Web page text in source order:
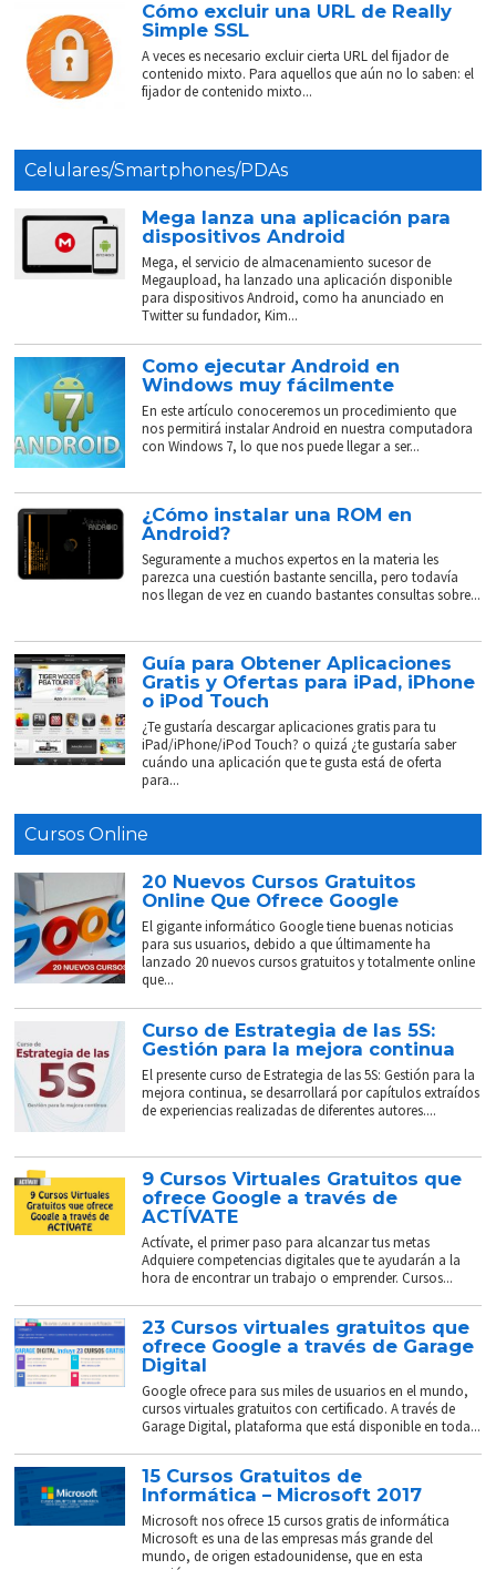
Cómo excluir una URL de Really
Simple SSL
A veces es necesario excluir cierta URL del fijador de
contenido mixto. Para aquellos que aún no lo saben: el
fijador de contenido mixto...
Celulares/Smartphones/PDAs
Mega lanza una aplicación para
dispositivos Android
Mega, el servicio de almacenamiento sucesor de
Megaupload, ha lanzado una aplicación disponible
para dispositivos Android, como ha anunciado en
Twitter su fundador, Kim...
Como ejecutar Android en
Windows muy fácilmente
En este artículo conoceremos un procedimiento que
nos permitirá instalar Android en nuestra computadora
con Windows 7, lo que nos puede llegar a ser...
¿Cómo instalar una ROM en
Android?
Seguramente a muchos expertos en la materia les
parezca una cuestión bastante sencilla, pero todavía
nos llegan de vez en cuando bastantes consultas sobre...
Guía para Obtener Aplicaciones
Gratis y Ofertas para iPad, iPhone
o iPod Touch
¿Te gustaría descargar aplicaciones gratis para tu
iPad/iPhone/iPod Touch? o quizá ¿te gustaría saber
cuándo una aplicación que te gusta está de oferta
para...
Cursos Online
20 Nuevos Cursos Gratuitos
Online Que Ofrece Google
El gigante informático Google tiene buenas noticias
para sus usuarios, debido a que últimamente ha
lanzado 20 nuevos cursos gratuitos y totalmente online
que...
Curso de Estrategia de las 5S:
Gestión para la mejora continua
El presente curso de Estrategia de las 5S: Gestión para la
mejora continua, se desarrollará por capítulos extraídos
de experiencias realizadas de diferentes autores....
9 Cursos Virtuales Gratuitos que
ofrece Google a través de
ACTÍVATE
Actívate, el primer paso para alcanzar tus metas
Adquiere competencias digitales que te ayudarán a la
hora de encontrar un trabajo o emprender. Cursos...
23 Cursos virtuales gratuitos que
ofrece Google a través de Garage
Digital
Google ofrece para sus miles de usuarios en el mundo,
cursos virtuales gratuitos con certificado. A través de
Garage Digital, plataforma que está disponible en toda...
15 Cursos Gratuitos de
Informática – Microsoft 2017
Microsoft nos ofrece 15 cursos gratis de informática
Microsoft es una de las empresas más grande del
mundo, de origen estadounidense, que en esta